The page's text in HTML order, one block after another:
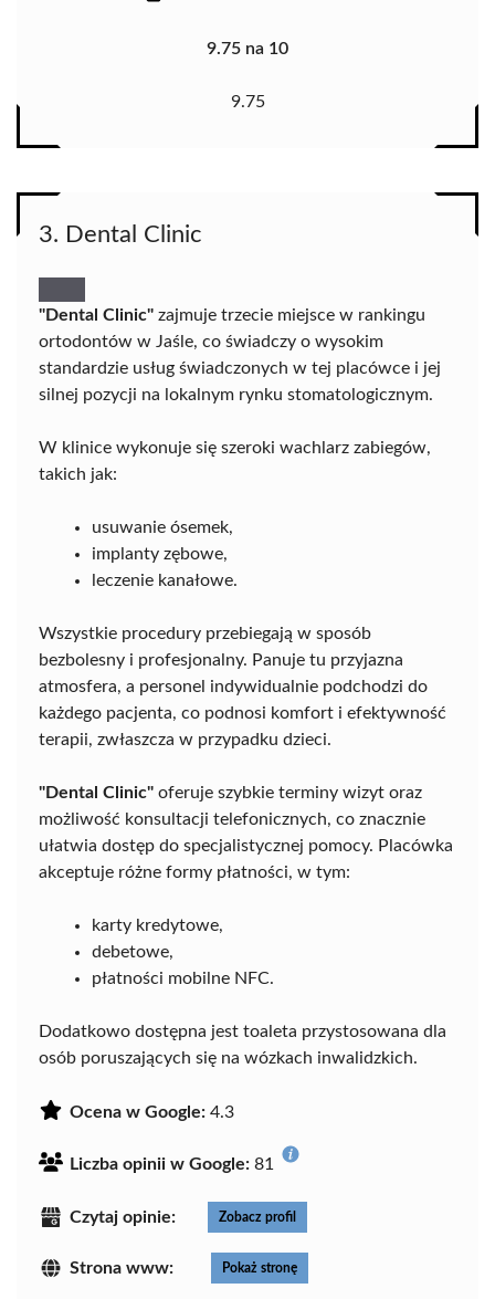
9.75 na 10
9.75
3. Dental Clinic
"Dental Clinic" zajmuje trzecie miejsce w rankingu
ortodontów w Jaśle, co świadczy o wysokim
standardzie usług świadczonych w tej placówce i jej
silnej pozycji na lokalnym rynku stomatologicznym.
W klinice wykonuje się szeroki wachlarz zabiegów,
takich jak:
usuwanie ósemek,
implanty zębowe,
leczenie kanałowe.
Wszystkie procedury przebiegają w sposób
bezbolesny i profesjonalny. Panuje tu przyjazna
atmosfera, a personel indywidualnie podchodzi do
każdego pacjenta, co podnosi komfort i efektywność
terapii, zwłaszcza w przypadku dzieci.
"Dental Clinic" oferuje szybkie terminy wizyt oraz
możliwość konsultacji telefonicznych, co znacznie
ułatwia dostęp do specjalistycznej pomocy. Placówka
akceptuje różne formy płatności, w tym:
karty kredytowe,
debetowe,
płatności mobilne NFC.
Dodatkowo dostępna jest toaleta przystosowana dla
osób poruszających się na wózkach inwalidzkich.
Ocena w Google: 4.3
Liczba opinii w Google: 81
Czytaj opinie: Zobacz profil
Strona www: Pokaż stronę